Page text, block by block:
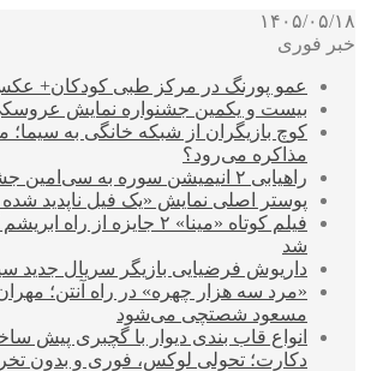
۱۴۰۵/۰۵/۱۸
خبر فوری
عمو پورنگ در مرکز طبی کودکان+
بیست و یکمین جشنواره نمایش
کوچ بازیگران از شبکه خانگی به
مذاکره می‌رود؟
راهیابی ۲ انیمیشن سوره به سی‌امین جشنواره فیلم رود آیلند
پوستر اصلی نمایش «یک فیل ناپدید
فیلم کوتاه «مینا» ۲ جایزه
شد
داریوش فرضیایی بازیگر سریال جدید
«مرد سه هزار چهره» در راه آنتن؛
مسعود شصتچی می‌شود
انواع قاب بندی دیوار با گچبری پیش
دکارت؛ تحولی لوکس، فوری و بدون